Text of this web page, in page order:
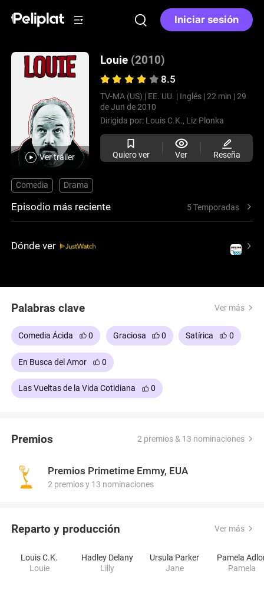
Iniciar sesión
Ver tráiler
Louie (2010)
8.5
TV-MA (US) | EE. UU. | Inglés | 22 min | 29
de Jun de 2010
Dirigida por: Louis C.K., Liz Plonka
Quiero ver Ver Reseña
Comedia Drama
Episodio más reciente 5 Temporadas
Dónde ver
Palabras clave Ver más
Comedia Ácida 0 Graciosa 0 Satírica 0
En Busca del Amor 0
Las Vueltas de la Vida Cotidiana 0
Premios 2 premios & 13 nominaciones
Premios Primetime Emmy, EUA
2 premios y 13 nominaciones
Reparto y producción Ver más
Louis C.K.
Louie
Hadley Delany
Lilly
Ursula Parker
Jane
Pamela
Pamela